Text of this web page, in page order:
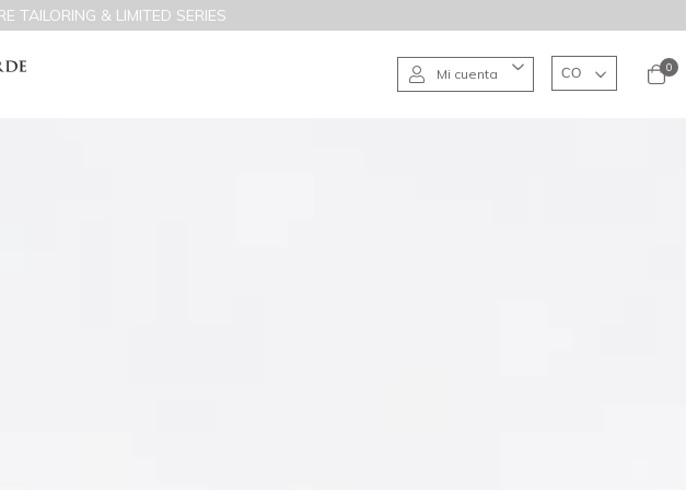
TAILORING & LIMITED SERIES
Mi cuenta 0